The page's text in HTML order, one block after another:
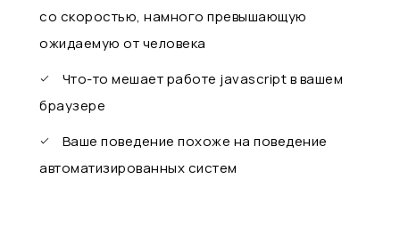
со скоростью, намного превышающую
ожидаемую от человека
Что-то мешает работе javascript в вашем
браузере
Ваше поведение похоже на поведение
автоматизированных систем